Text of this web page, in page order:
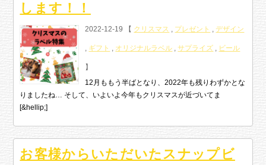
します！！
2022-12-19 【 クリスマス , プレゼント ,デザイン
, ギフト , オリジナルラベル ,サプライズ , ビール
】
12月ももう半ばとなり、2022年も残りわずかとな
りましたね… そして、いよいよ今年もクリスマスが近づいてま
[&hellip;]
お客様からいただいたスナップビ